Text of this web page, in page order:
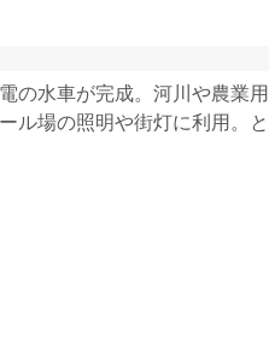
の水車が完成。河川や農業用
ル場の照明や街灯に利用。と